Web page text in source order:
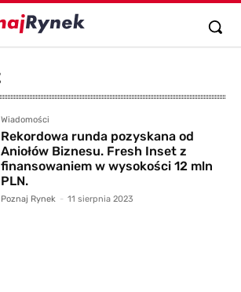
Wiadomości
Rekordowa runda pozyskana od
Aniołów Biznesu. Fresh Inset z
finansowaniem w wysokości 12 mln
PLN.
Poznaj Rynek - 11 sierpnia 2023